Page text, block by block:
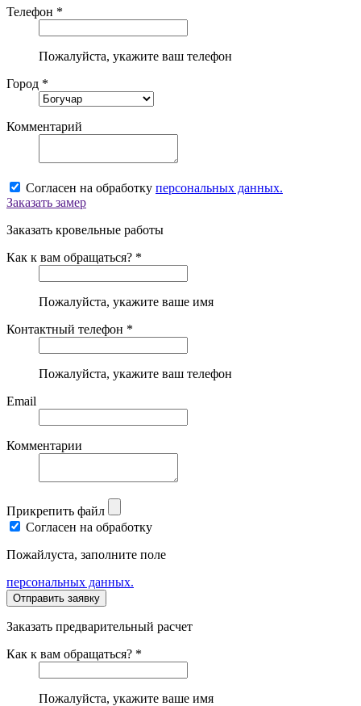
Телефон *
Пожалуйста, укажите ваш телефон
Город *
Комментарий
Согласен на обработку персональных данных.
Заказать замер
Заказать кровельные работы
Как к вам обращаться? *
Пожалуйста, укажите ваше имя
Контактный телефон *
Пожалуйста, укажите ваш телефон
Email
Комментарии
Прикрепить файл
Согласен на обработку
Пожайлуста, заполните поле
персональных данных.
Заказать предварительный расчет
Как к вам обращаться? *
Пожалуйста, укажите ваше имя